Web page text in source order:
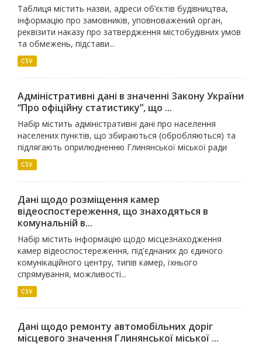
Таблиця містить назви, адреси об’єктів будівництва,
інформацію про замовників, уповноважений орган,
реквізити наказу про затвердження містобудівних умов
та обмежень, підстави...
CSV
Адміністративні дані в значенні Закону України
“Про офіційну статистику”, що ...
Набір містить адміністративні дані про населення
населених пунктів, що збираються (обробляються) та
підлягають оприлюдненню Глинянської міської ради
CSV
Дані щодо розміщення камер
відеоспостереження, що знаходяться в
комунальній в...
Набір містить інформацію щодо місцезнаходження
камер відеоспостереження, під'єднаних до єдиного
комунікаційного центру, типів камер, їхнього
спрямування, можливості...
CSV
Дані щодо ремонту автомобільних доріг
місцевого значення Глинянської міської ...